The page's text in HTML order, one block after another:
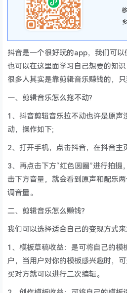
抖音是一个很好玩的app，我们可以
也可以在这里面学习自己想要的知识
很多人其实是靠剪辑音乐赚钱的，只
一、剪辑音乐怎么拖不动?
1、抖音剪辑音乐拉不动也许是原声
动，操作如下;
2、打开手机，点击抖音，在抖音主
3、再点击下方“红色圆圈”进行拍摄
击下方音量，就会看到原声和配乐
调音量。
二、剪辑音乐怎么赚钱?
我们可以选择适合自己的变现方式来
1、模板草稿收益：是可将自己的模
户，当用户对你的模板感兴趣时，
买对方就可以进行二次编辑。